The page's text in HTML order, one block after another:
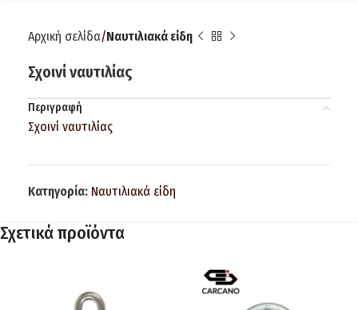
Αρχική σελίδα Ναυτιλιακά είδη
Σχοινί ναυτιλίας
Περιγραφή
Σχοινί ναυτιλίας
Κατηγορία: Ναυτιλιακά είδη
Σχετικά προϊόντα